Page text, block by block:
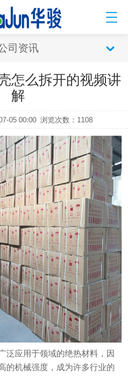
司资讯
怎么拆开的视频讲
解
05 00:00 浏览次数： 1108
泛应用于领域的绝热材料，因
的机械强度，成为许多行业的